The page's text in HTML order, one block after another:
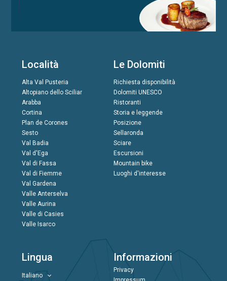
Località
Alta Val Pusteria
Altopiano dello Sciliar
Arabba
Cortina
Plan de Corones
Sesto
Val Badia
Val d'Ega
Val di Fassa
Val di Fiemme
Val Gardena
Valle Anterselva
Valle Aurina
Valle di Casies
Valle Isarco
Le Dolomiti
Richiesta disponibilità
Dolomiti UNESCO
Ristoranti
Storia e leggende
Posizione
Sellaronda
Sciare
Escursioni
Mountain bike
Luoghi d'interesse
Lingua
Italiano
Informazioni
Privacy